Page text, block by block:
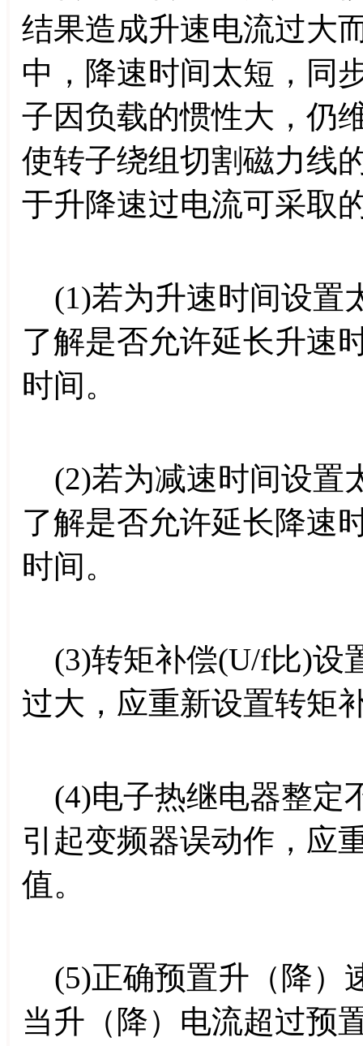
结果造成升速电流过大
中，降速时间太短，同
子因负载的惯性大，仍
使转子绕组切割磁力线
于升降速过电流可采取
(1)若为升速时间设置
了解是否允许延长升速
时间。
(2)若为减速时间设置
了解是否允许延长降速
时间。
(3)转矩补偿(U/f比)设
过大，应重新设置转矩
(4)电子热继电器整定
引起变频器误动作，应
值。
(5)正确预置升（降）
当升（降）电流超过预